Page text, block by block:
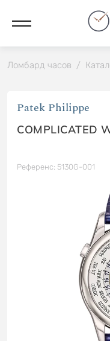
Ломбард часов /
Patek Philippe
COMPLICATED
Референс: 5130G-001